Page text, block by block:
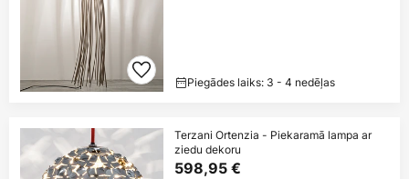
Piegādes laiks: 3 - 4 nedēļas
Terzani Ortenzia - Piekaramā lampa ar
ziedu dekoru
598,95 €